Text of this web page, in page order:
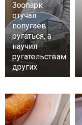
Зоопарк
отучал
попугаев
ругаться, а
научил
ругательствам
других